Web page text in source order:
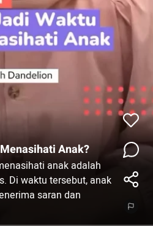
Anak?
anak adalah
Di waktu tersebut, anak
saran dan